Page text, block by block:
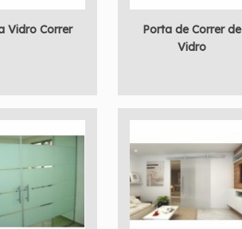
Vidro Correr
Porta de Correr de
Vidro